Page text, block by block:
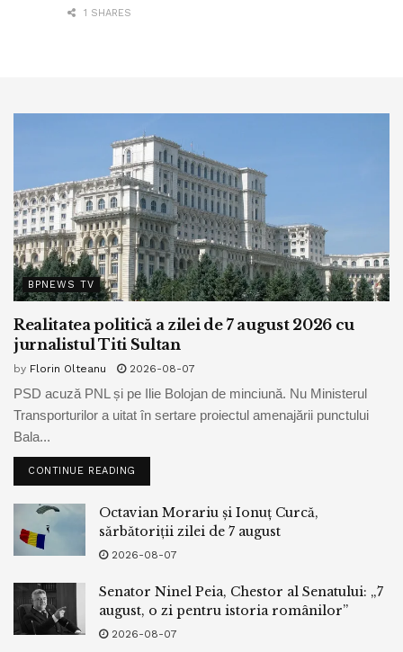
1 SHARES
BPNEWS TV
Realitatea politică a zilei de 7 august 2026 cu
jurnalistul Titi Sultan
by Florin Olteanu 2026-08-07
PSD acuză PNL și pe Ilie Bolojan de minciună. Nu Ministerul
Transporturilor a uitat în sertare proiectul amenajării punctului
Bala...
CONTINUE READING
Octavian Morariu și Ionuț Curcă,
sărbătoriții zilei de 7 august
2026-08-07
Senator Ninel Peia, Chestor al Senatului: „7
august, o zi pentru istoria românilor”
2026-08-07